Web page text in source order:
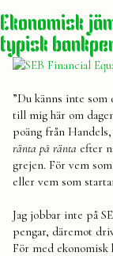
Ekonomisk
typisk
”Du känns inte som
till mig här om
poäng från
ränta på ränta efter
grejen. För vem
eller vem som
Jag jobbar inte på
pengar, däremot
För med